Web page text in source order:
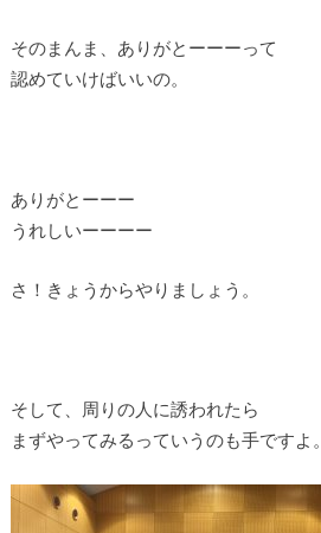
そのまんま、ありがとーーーって
認めていけばいいの。
ありがとーーー
うれしいーーーー
さ！きょうからやりましょう。
そして、周りの人に誘われたら
まずやってみるっていうのも手ですよ。